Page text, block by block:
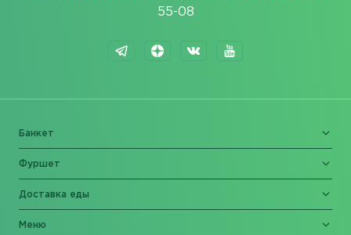
55-08
Банкет
Фуршет
Доставка еды
Меню